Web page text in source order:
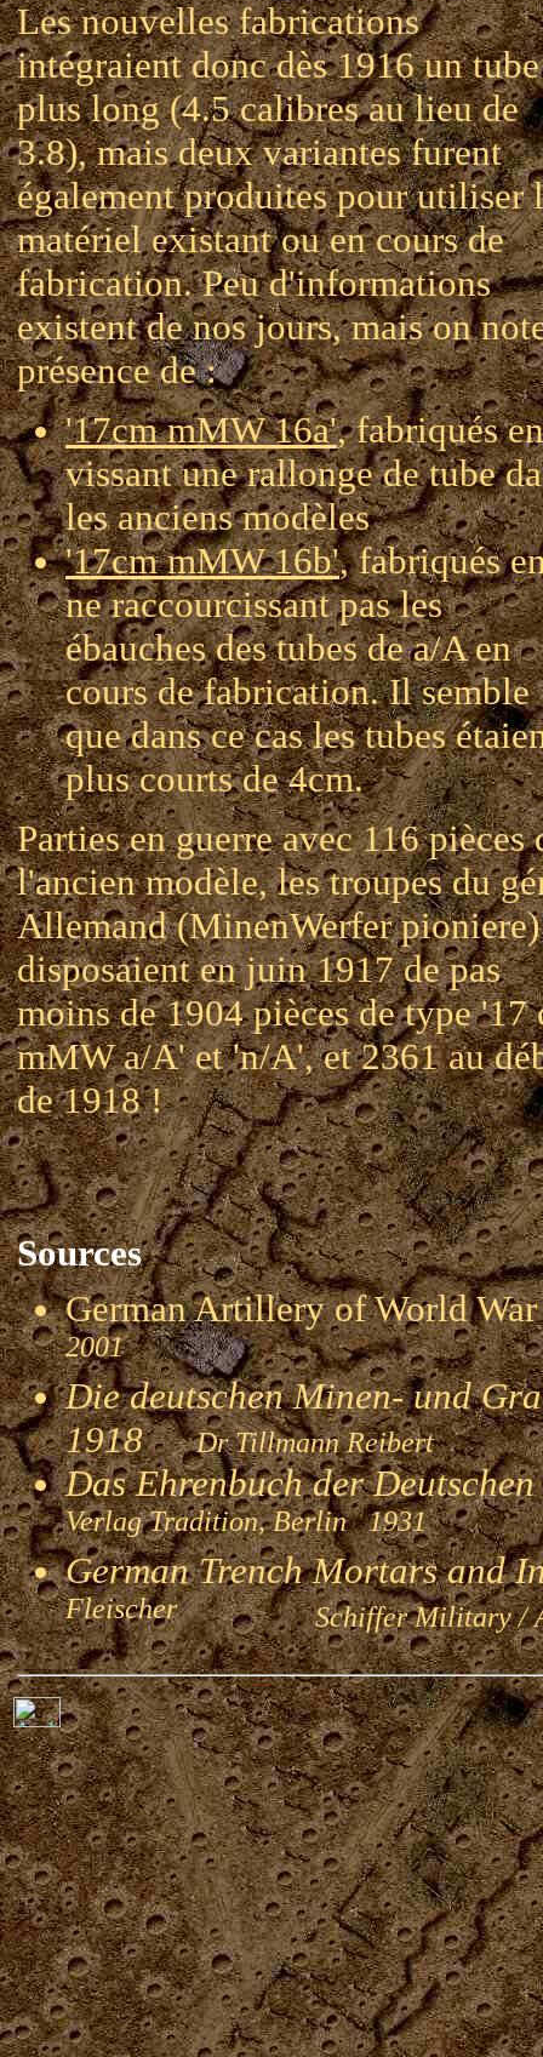
Les nouvelles fabrications
intégraient donc dès 1916 un tube
plus long (4.5 calibres au lieu de
3.8), mais deux variantes furent
également produites pour utiliser
matériel existant ou en cours de
fabrication. Peu d'informations
existent de nos jours, mais on
présence de :
'17cm mMW 16a', fabriqués en
vissant une rallonge de tube
les anciens modèles
'17cm mMW 16b', fabriqués
ne raccourcissant pas les
ébauches des tubes de a/A en
cours de fabrication. Il semble
que dans ce cas les tubes
plus courts de 4cm.
Parties en guerre avec 116 pièces
l'ancien modèle, les troupes du
Allemand (MinenWerfer pioniere)
disposaient en juin 1917 de pas
moins de 1904 pièces de type '17
mMW a/A' et 'n/A', et 2361 au
de 1918 !
Sources
German Artillery of World
2001
Die deutschen Minen- und
1918Dr Tillmann Reibert
Das Ehrenbuch der
Verlag Tradition, Berlin 1931
German Trench Mortars and
FleischerSchiffer Military /